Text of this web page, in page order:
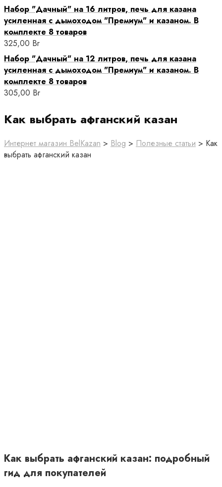
Набор "Дачный" на 16 литров, печь для казана
усиленная с дымоходом "Премиум" и казаном. В
комплекте 8 товаров
325,00 Br
Набор "Дачный" на 12 литров, печь для казана
усиленная с дымоходом "Премиум" и казаном. В
комплекте 8 товаров
305,00 Br
Как выбрать афганский казан
Интернет магазин BelKazan > Blog > Полезные статьи > Как
выбрать афганский казан
Как выбрать афганский казан: подробный
гид для покупателей